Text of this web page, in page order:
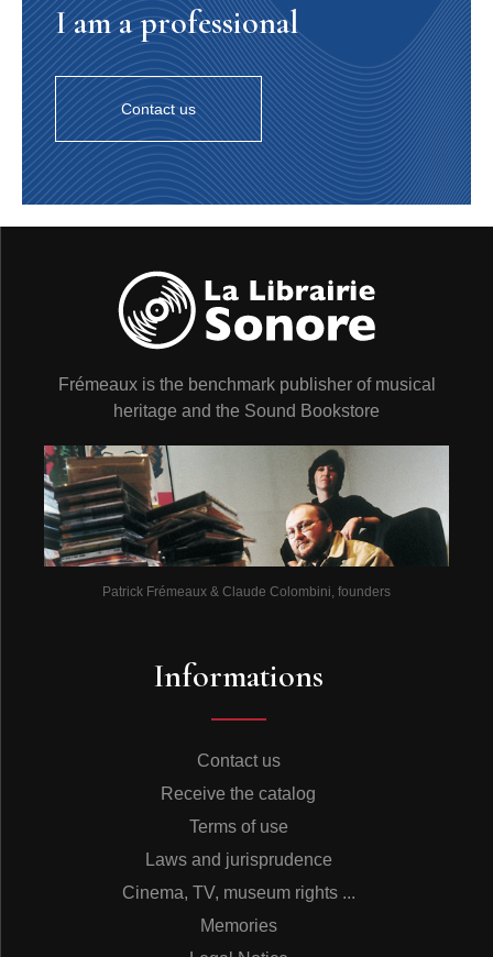
I am a professional
Contact us
Frémeaux is the benchmark publisher of musical
heritage and the Sound Bookstore
Patrick Frémeaux & Claude Colombini, founders
Informations
Contact us
Receive the catalog
Terms of use
Laws and jurisprudence
Cinema, TV, museum rights ...
Memories